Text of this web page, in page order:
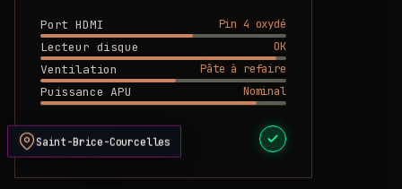
Port HDMI
Pin 4 oxydé
Lecteur disque
OK
Ventilation
Pâte à refaire
Puissance APU
Nominal
DEVIS PRÊT
Saint-Brice-Courcelles